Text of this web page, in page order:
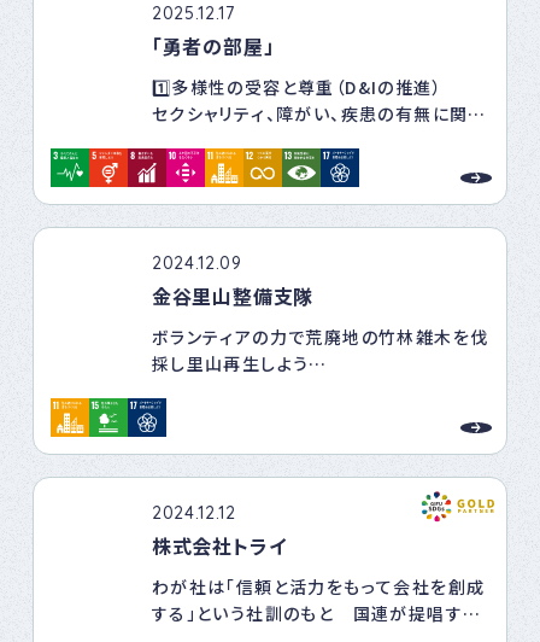
2025.12.17
「勇者の部屋」
1️⃣多様性の受容と尊重（D&Iの推進）
セクシャリティ、障がい、疾患の有無に関わ
アクセスできる「オープン・アームス（開か
れた）」な社会を目指します。
オンラインの利点を最大限に活かし、低価
格かつ利用しやすい方法でカウンセリング
を提供することで、心の不調を早期にケア
する文化を日本に根付かせます。
3️⃣地域社会への還元と共創
地元・岐阜県郡上市の資源を活用し、地域
の対人援助職のスキルアップや当事者の
居場所づくりを通じて、地方創生と持続可
能な福祉モデルの構築に邁進します。
4️⃣パートナーシップによる課題解決
行政、民間企業、他の自助団体等と連携
な社会課題に対して、当事者視点と専門的
視点の両輪で立ち向かいます。
2024.12.09
金谷里山整備支隊
ボランティアの力で荒廃地の竹林雑木を伐
採し里山再生しよう
私たちの集落ではイノシシによる農作物や
土木などに獣害が多発し農家の営農意欲
き最重要課題となっています。この状況を
打開するため、美濃加茂市は雑木竹林伐
採工事を行いバッファゾーンを作ってくれ
ました。そのアフターフォロー策で地元ボ
ランティア組織を立ち上げ、学生ボランティ
アや企業ＣＳＲなど外部に助力を求めなが
2024.12.12
株式会社トライ
わが社は「信頼と活力をもって会社を創成
する」という社訓のもと 国連が提唱する